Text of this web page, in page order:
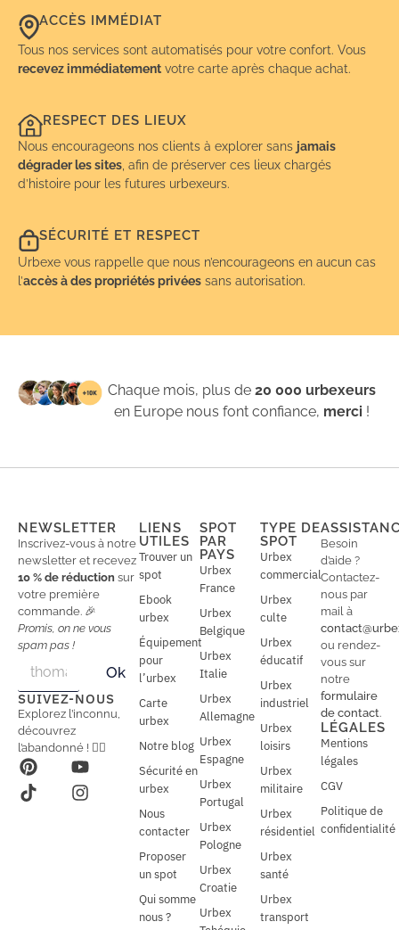
ACCÈS IMMÉDIAT
Tous nos services sont automatisés pour votre confort. Vous
recevez immédiatement votre carte après chaque achat.
RESPECT DES LIEUX
Nous encourageons nos clients à explorer sans jamais
dégrader les sites , afin de préserver ces lieux chargés
d’histoire pour les futures urbexeurs.
SÉCURITÉ ET RESPECT
Urbexe vous rappelle que nous n’encourageons en aucun cas
l’accès à des propriétés privées sans autorisation.
Chaque mois, plus de20 000 urbexeurs
en Europe nous font confiance, merci !
NEWSLETTER
Inscrivez-vous à notre
newsletter et recevez
10 % de réduction sur
votre première
commande. 🎉
Promis, on ne vous
spam pas !
a
i
l
a
i
l
*
Ok
SUIVEZ-NOUS
Explorez l’inconnu,
découvrez
l’abandonné ! 🕵️‍♂️
LIENS
UTILES
Trouver un
spot
Ebook
urbex
Équipement
pour
l’urbex
Carte
urbex
Notre blog
Sécurité en
urbex
Nous
contacter
Proposer
un spot
Qui somme
nous ?
SPOT
PAR
PAYS
Urbex
France
Urbex
Belgique
Urbex
Italie
Urbex
Allemagne
Urbex
Espagne
Urbex
Portugal
Urbex
Pologne
Urbex
Croatie
Urbex
TYPE DE
SPOT
Urbex
commercial
Urbex
culte
Urbex
éducatif
Urbex
industriel
Urbex
loisirs
Urbex
militaire
Urbex
résidentiel
Urbex
santé
Urbex
transport
Besoin
d’aide ?
Contactez-
nous par
mail à
ou rendez-
vous sur
notre
formulaire
de contact.
LÉGALES
Mentions
légales
CGV
Politique de
confidentialité